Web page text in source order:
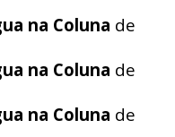
na Coluna de
na Coluna de
na Coluna de